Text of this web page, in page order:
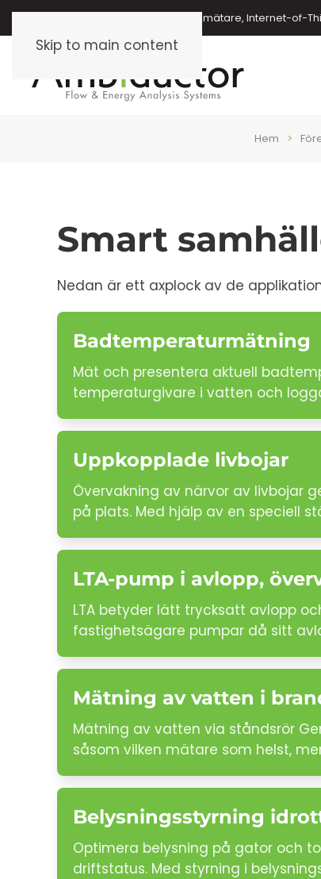
Skip to main content
Energimätare, vattenmätare, oljemätare, Internet-of-
Hem
Smart
Nedan är ett axplock av de
Badtemperaturmätning
Mät och presentera aktuell
temperaturgivare i vatten och
Uppkopplade livbojar
Övervakning av närvor av livbojar
på plats. Med hjälp av en speciell
LTA-pump i avlopp,
LTA betyder lätt trycksatt avlopp
fastighetsägare pumpar då sitt
Mätning av vatten i
Mätning av vatten via ståndsrör
såsom vilken mätare som helst,
Belysningsstyrning
Optimera belysning på gator och
driftstatus. Med styrning i